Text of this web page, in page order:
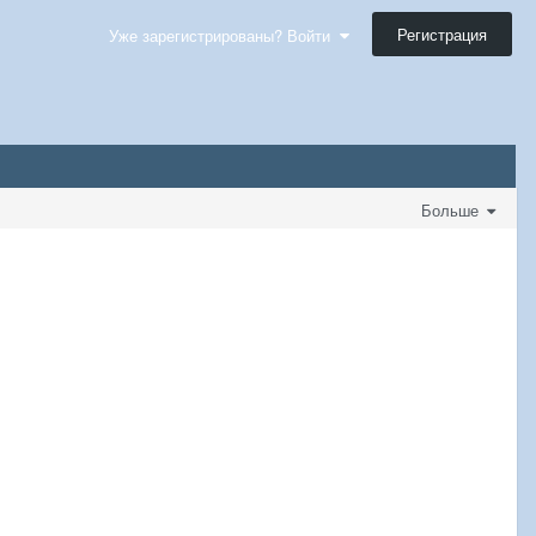
Уже зарегистрированы? Войти Регистрация
Больше